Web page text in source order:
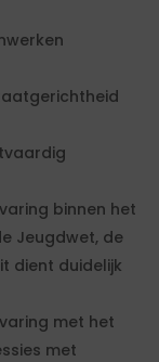
binnen het
Jeugdwet, de
dient duidelijk
met het
met